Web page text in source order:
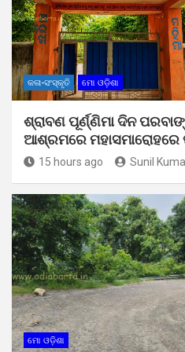
କଳା-ସଂସ୍କୃତି ମୋ ଓଡ଼ିଶା
ଶ୍ରାବଣ ପୂର୍ଣ୍ଣିମା ଦିନ
ଆଶ୍ରମରେ ମହାସମାରୋହରେ
15 hours ago Sunil
ମୋ ଓଡ଼ିଶା